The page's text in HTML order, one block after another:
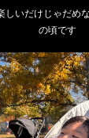
しいだけじゃだめ
の頃です